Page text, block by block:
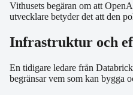
Vithusets begäran om att
utvecklare betyder det att den
Infrastruktur och
En tidigare ledare från
begränsar vem som kan bygga